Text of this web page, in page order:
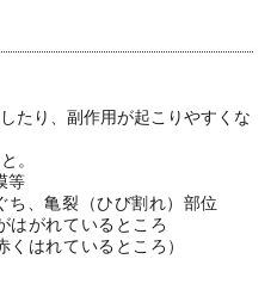
よく読んでお使いくだ
しました
たり、副作用が起こりやすくな
。
等
ち、亀裂（ひび割れ）部位
はがれているところ
くはれているところ）